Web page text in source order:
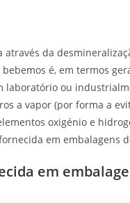
da
é, em termos
laboratório ou
a vapor (por forma a
oxigénio e
em embalagens
em